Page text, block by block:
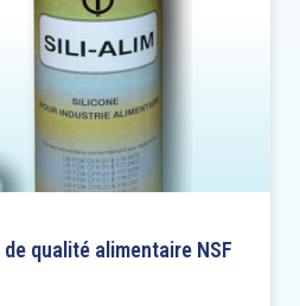
qualité alimentaire NSF